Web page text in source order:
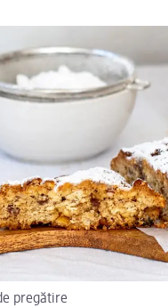
pregătire